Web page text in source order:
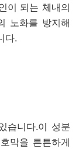
이 되는 체내의
노화를 방지해
다.
습니다.이 성분
막을 튼튼하게